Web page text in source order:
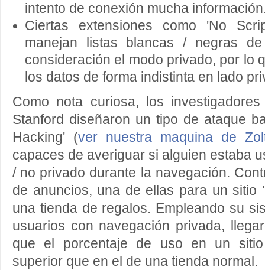
intento de conexión mucha
Ciertas extensiones como 'No
manejan listas blancas / negras
consideración el modo privado, por lo
los datos de forma indistinta en lado
Como nota curiosa, los
Stanford diseñaron un tipo de ataque
Hacking' (ver nuestra maquina de
capaces de averiguar si alguien estaba
/ no privado durante la navegación.
de anuncios, una de ellas para un sitio
una tienda de regalos. Empleando su
usuarios con navegación privada,
que el porcentaje de uso en un
superior que en el de una tienda normal.